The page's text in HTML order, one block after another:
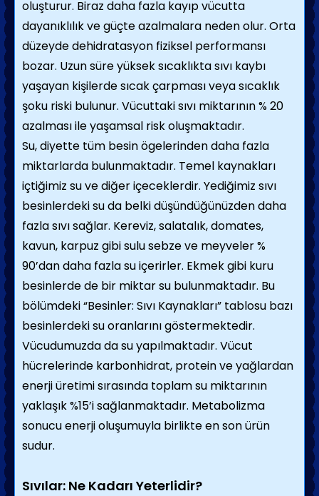
oluşturur. Biraz daha fazla kayıp vücutta
dayanıklılık ve güçte azalmalara neden olur. Orta
düzeyde dehidratasyon fiziksel performansı
bozar. Uzun süre yüksek sıcaklıkta sıvı kaybı
yaşayan kişilerde sıcak çarpması veya sıcaklık
şoku riski bulunur. Vücuttaki sıvı miktarının % 20
azalması ile yaşamsal risk oluşmaktadır.
Su, diyette tüm besin ögelerinden daha fazla
miktarlarda bulunmaktadır. Temel kaynakları
içtiğimiz su ve diğer içeceklerdir. Yediğimiz sıvı
besinlerdeki su da belki düşündüğünüzden daha
fazla sıvı sağlar. Kereviz, salatalık, domates,
kavun, karpuz gibi sulu sebze ve meyveler %
90’dan daha fazla su içerirler. Ekmek gibi kuru
besinlerde de bir miktar su bulunmaktadır. Bu
bölümdeki “Besinler: Sıvı Kaynakları” tablosu bazı
besinlerdeki su oranlarını göstermektedir.
Vücudumuzda da su yapılmaktadır. Vücut
hücrelerinde karbonhidrat, protein ve yağlardan
enerji üretimi sırasında toplam su miktarının
yaklaşık %15’i sağlanmaktadır. Metabolizma
sonucu enerji oluşumuyla birlikte en son ürün
sudur.
Sıvılar: Ne Kadarı Yeterlidir?